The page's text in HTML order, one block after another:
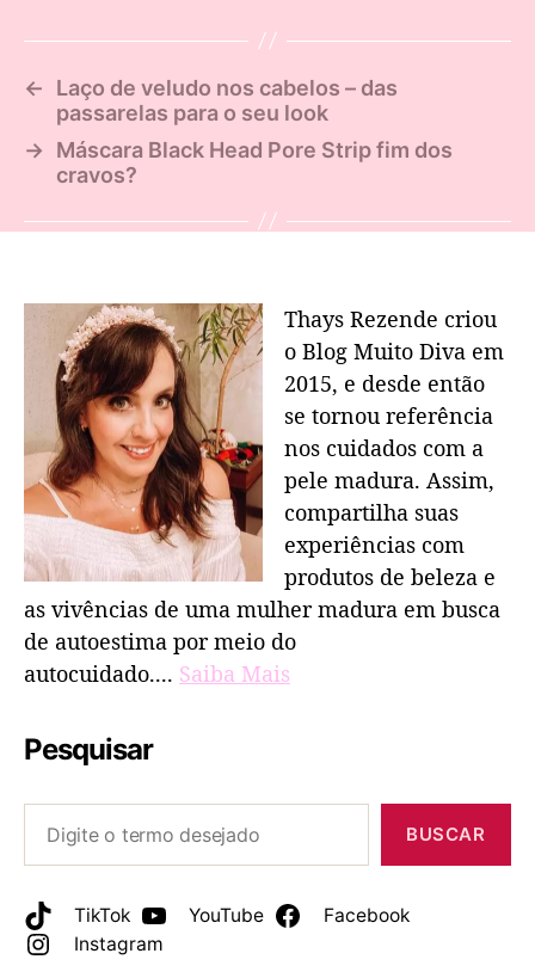
←
Laço de veludo nos cabelos – das
passarelas para o seu look
→
Máscara Black Head Pore Strip fim dos
cravos?
Thays Rezende criou
o Blog Muito Diva em
2015, e desde então
se tornou referência
nos cuidados com a
pele madura. Assim,
compartilha suas
experiências com
produtos de beleza e
as vivências de uma mulher madura em busca
de autoestima por meio do
autocuidado.... Saiba Mais
Pesquisar
BUSCAR
TikTok YouTube
Facebook
Instagram